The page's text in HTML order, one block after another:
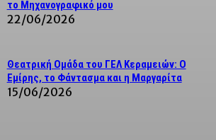
το Μηχανογραφικό μου
22/06/2026
Θεατρική Ομάδα του ΓΕΛ Κεραμειών: Ο
Εμίρης, το Φάντασμα και η Μαργαρίτα
15/06/2026